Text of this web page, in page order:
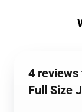
4 reviews
Full Size